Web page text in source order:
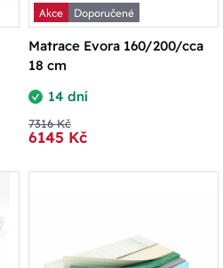
Akce
Doporučené
Matrace Evora 160/200/cca
18 cm
14 dní
7316 Kč
6145 Kč